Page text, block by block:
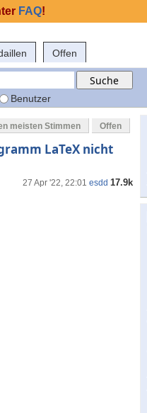
Offen
Benutzer
meisten Stimmen Offen
LaTeX nicht
27 Apr '22, 22:01 esdd 17.9k
FAQ!